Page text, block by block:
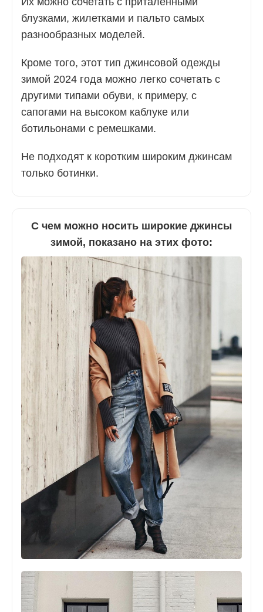
блузками, жилетками и пальто самых
разнообразных моделей.
Кроме того, этот тип джинсовой одежды
зимой 2024 года можно легко сочетать с
другими типами обуви, к примеру, с
сапогами на высоком каблуке или
ботильонами с ремешками.
Не подходят к коротким широким джинсам
только ботинки.
С чем можно носить широкие джинсы
зимой, показано на этих фото: